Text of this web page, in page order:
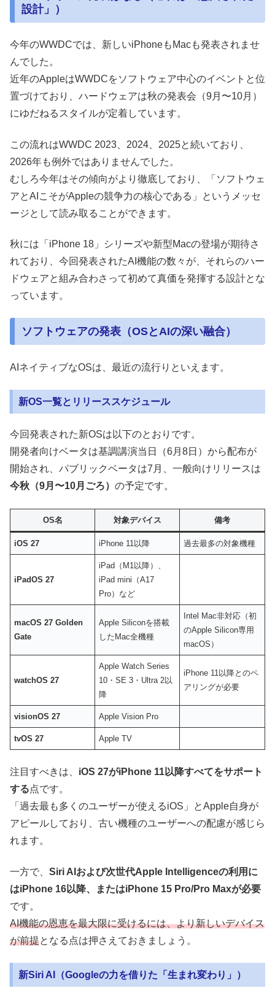
設計」）
今年のWWDCでは、新しいiPhoneもMacも発表されませ
んでした。
近年のAppleはWWDCをソフトウェア中心のイベントと位
置づけており、ハードウェアは秋の発表会（9月〜10月）
にゆだねるスタイルが定着しています。
この流れはWWDC 2023、2024、2025と続いており、
2026年も例外ではありませんでした。
むしろ今年はその傾向がより徹底しており、「ソフトウェ
アとAIこそがAppleの競争力の核心である」というメッセ
ージとして読み取ることができます。
秋には「iPhone 18」シリーズや新型Macの登場が期待さ
れており、今回発表されたAI機能の数々が、それらのハー
ドウェアと組み合わさって初めて真価を発揮する設計とな
っています。
ソフトウェアの発表（OSとAIの深い融合）
AIネイティブなOSは、最近の流行りといえます。
新OS一覧とリリーススケジュール
今回発表された新OSは以下のとおりです。
開発者向けベータは基調講演当日（6月8日）から配布が
開始され、パブリックベータは7月、一般向けリリースは
今秋（9月〜10月ごろ） の予定です。
OS名 対象デバイス 備考
iOS 27 iPhone 11以降 過去最多の対象機種
iPadOS 27
iPad（M1以降）、
iPad mini（A17
Pro）など
macOS 27 Golden
Gate
Apple Siliconを搭載
したMac全機種
Intel Mac非対応（初
のApple Silicon専用
macOS）
watchOS 27
Apple Watch Series
10・SE 3・Ultra 2以
降
iPhone 11以降とのペ
アリングが必要
visionOS 27 Apple Vision Pro
tvOS 27 Apple TV
注目すべきは、 iOS 27がiPhone 11以降すべてをサポート
する点です。
「過去最も多くのユーザーが使えるiOS」とApple自身が
アピールしており、古い機種のユーザーへの配慮が感じら
れます。
一方で、 Siri AIおよび次世代Apple Intelligenceの利用に
はiPhone 16以降、またはiPhone 15 Pro/Pro Maxが必要
です。
AI機能の恩恵を最大限に受けるには、より新しいデバイス
が前提となる点は押さえておきましょう。
新Siri AI（Googleの力を借りた「生まれ変わり」）